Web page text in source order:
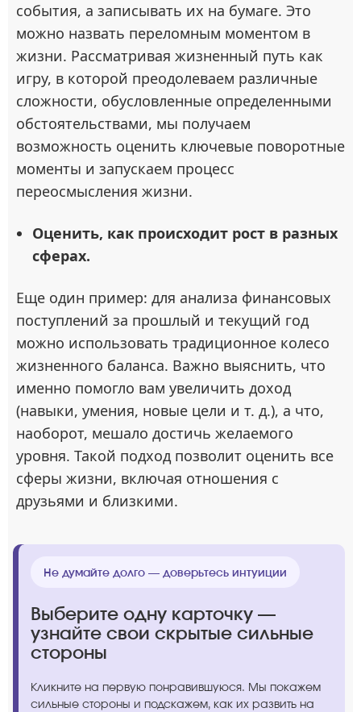
события, а записывать их на бумаге. Это
можно назвать переломным моментом в
жизни. Рассматривая жизненный путь как
игру, в которой преодолеваем различные
сложности, обусловленные определенными
обстоятельствами, мы получаем
возможность оценить ключевые поворотные
моменты и запускаем процесс
переосмысления жизни.
Оценить, как происходит рост в разных
сферах.
Еще один пример: для анализа финансовых
поступлений за прошлый и текущий год
можно использовать традиционное колесо
жизненного баланса. Важно выяснить, что
именно помогло вам увеличить доход
(навыки, умения, новые цели и т. д.), а что,
наоборот, мешало достичь желаемого
уровня. Такой подход позволит оценить все
сферы жизни, включая отношения с
друзьями и близкими.
Не думайте долго — доверьтесь интуиции
Выберите одну карточку —
узнайте свои скрытые сильные
стороны
Кликните на первую понравившуюся. Мы покажем
сильные стороны и подскажем, как их развить на